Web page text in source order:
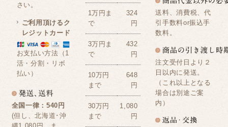
さい。
ご利用頂けるク
レジットカード
お支払い方法（1
活・分割・リボ
払い）
全国一律：540円
(但し、北海道･沖
縄1,080円。ま
1万円ま
で
324
円
3万円ま
で
432
円
10万円
まで
648
円
30万円
まで
1,080
円
送料、消費税、代
引手数料or振込手
数料。
注文受付日より２
日以内に発送。
（これ以上となる
場合は別途ご案
内）